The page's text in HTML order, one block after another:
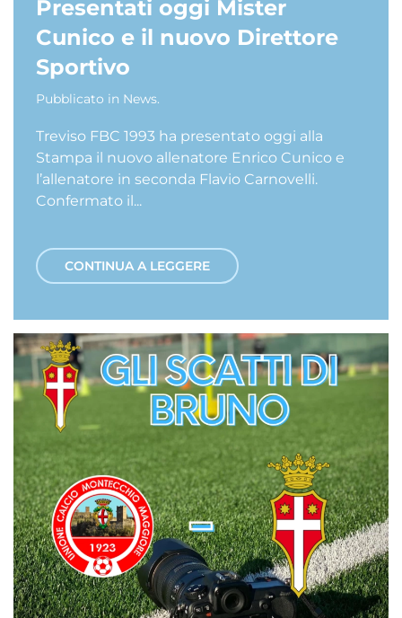
Presentati oggi Mister
Cunico e il nuovo Direttore
Sportivo
Pubblicato in News.
Treviso FBC 1993 ha presentato oggi alla
Stampa il nuovo allenatore Enrico Cunico e
l’allenatore in seconda Flavio Carnovelli.
Confermato il...
CONTINUA A LEGGERE